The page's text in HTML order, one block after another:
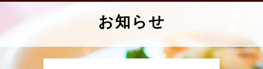
お知らせ